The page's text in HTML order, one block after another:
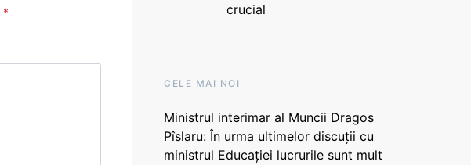
*
crucial
CELE MAI NOI
Ministrul interimar al Muncii Dragos
Pîslaru: În urma ultimelor discuții cu
ministrul Educației lucrurile sunt mult